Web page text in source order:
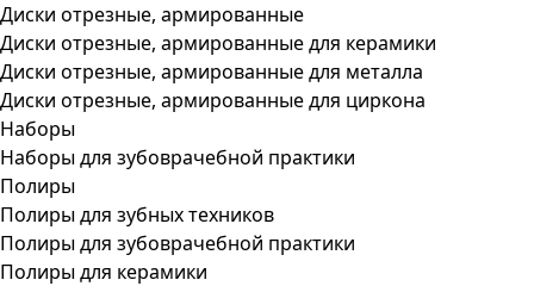
Диски отрезные, армированные
Диски отрезные, армированные для керамики
Диски отрезные, армированные для металла
Диски отрезные, армированные для циркона
Наборы
Наборы для зубоврачебной практики
Полиры
Полиры для зубных техников
Полиры для зубоврачебной практики
Полиры для керамики